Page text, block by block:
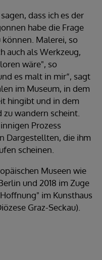
dass ich es der
habe die Frage
Malerei, so
auch als Werkzeug,
wäre", so
es malt in mir“, sagt
im Museum, in dem
hingibt und in dem
zu wandern scheint.
Prozess
Dargestellten, die ihm
scheinen.
Museen wie
und 2018 im Zuge
im Kunsthaus
Graz-Seckau).